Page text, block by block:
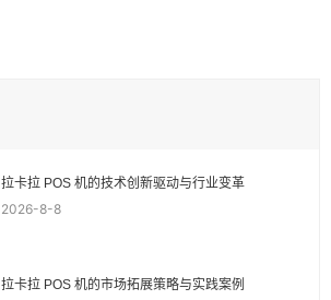
拉卡拉 POS 机的技术创新驱动与行业变革
2026-8-8
拉卡拉 POS 机的市场拓展策略与实践案例